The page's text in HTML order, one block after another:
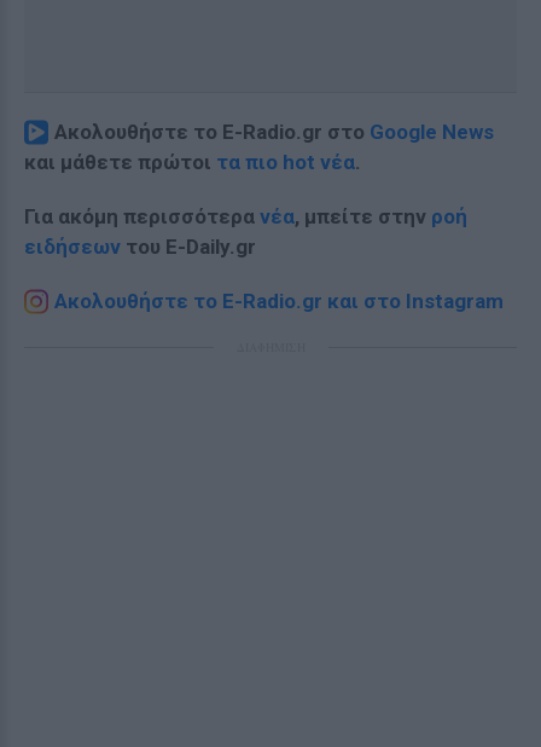
Ακολουθήστε το E-Radio.gr στο Google News
και μάθετε πρώτοι τα πιο hot νέα.
Για ακόμη περισσότερα νέα, μπείτε στην ροή
ειδήσεων του E-Daily.gr
Ακολουθήστε το E-Radio.gr και στο Instagram